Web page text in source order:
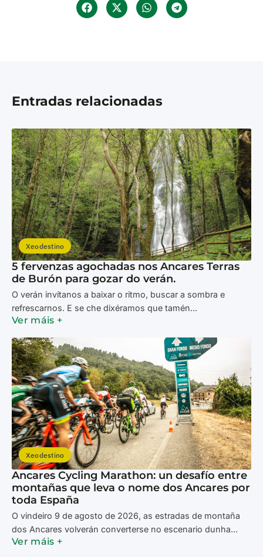
Entradas relacionadas
Xeodestino
5 fervenzas agochadas nos Ancares Terras
de Burón para gozar do verán.
O verán invítanos a baixar o ritmo, buscar a sombra e
refrescarnos. E se che dixéramos que tamén...
Ver máis +
Xeodestino
Ancares Cycling Marathon: un desafío entre
montañas que leva o nome dos Ancares por
toda España
O vindeiro 9 de agosto de 2026, as estradas de montaña
dos Ancares volverán converterse no escenario dunha...
Ver máis +